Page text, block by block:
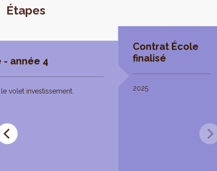
Étapes
année 4
volet investissement.
Contrat École
finalisé
2025